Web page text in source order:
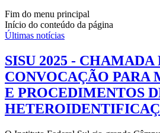
Fim do menu principal
Início do conteúdo da página
Últimas notícias
SISU 2025 -
CONVOCAÇÃO PARA
E PROCEDIMENTOS